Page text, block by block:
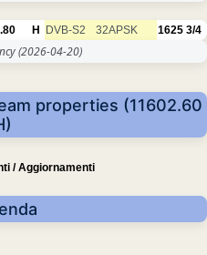
H DVB-S2 32APSK 1625 3/4
(2026-04-20)
properties (11602.60
/ Aggiornamenti